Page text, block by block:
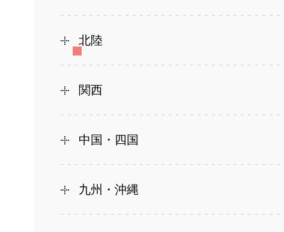
北陸
関西
中国・四国
九州・沖縄